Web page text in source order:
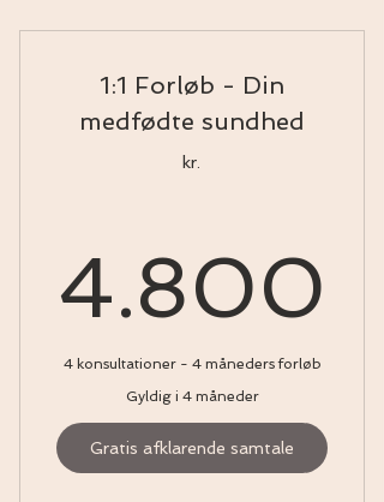
1:1 Forløb - Din
medfødte sundhed
kr.
4.800
4 konsultationer - 4 måneders forløb
Gyldig i 4 måneder
Gratis afklarende samtale